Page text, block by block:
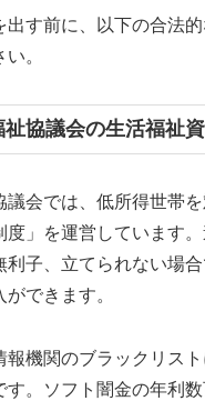
出す前に、以下の合法
。
協議会の生活福祉
議会では、低所得世帯
度」を運営しています
利子、立てられない場
できます。
報機関のブラックリス
す。ソフト闇金の年利